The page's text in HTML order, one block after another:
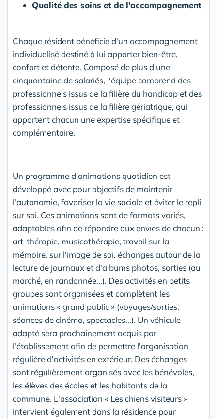
Qualité des soins et de l'accompagnement
Chaque résident bénéficie d'un accompagnement
individualisé destiné à lui apporter bien-être,
confort et détente. Composé de plus d'une
cinquantaine de salariés, l'équipe comprend des
professionnels issus de la filière du handicap et des
professionnels issus de la filière gériatrique, qui
apportent chacun une expertise spécifique et
complémentaire.
Un programme d'animations quotidien est
développé avec pour objectifs de maintenir
l'autonomie, favoriser la vie sociale et éviter le repli
sur soi. Ces animations sont de formats variés,
adaptables afin de répondre aux envies de chacun :
art-thérapie, musicothérapie, travail sur la
mémoire, sur l'image de soi, échanges autour de la
lecture de journaux et d'albums photos, sorties (au
marché, en randonnée...). Des activités en petits
groupes sont organisées et complètent les
animations « grand public » (voyages/sorties,
séances de cinéma, spectacles...). Un véhicule
adapté sera prochainement acquis par
l'établissement afin de permettre l'organisation
régulière d'activités en extérieur. Des échanges
sont régulièrement organisés avec les bénévoles,
les élèves des écoles et les habitants de la
commune. L'association « Les chiens visiteurs »
intervient également dans la résidence pour